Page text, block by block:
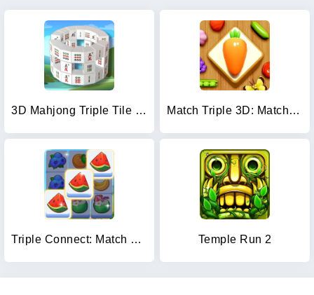
3D Mahjong Triple Tile Match Match Triple 3D: Matching Tile
Triple Connect: Match Tile Temple Run 2